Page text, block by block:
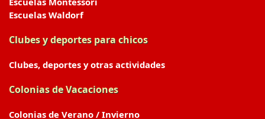
Escuelas Waldorf
Clubes y deportes para chicos
Clubes, deportes y otras actividades
Colonias de Vacaciones
Colonias de Verano / Invierno